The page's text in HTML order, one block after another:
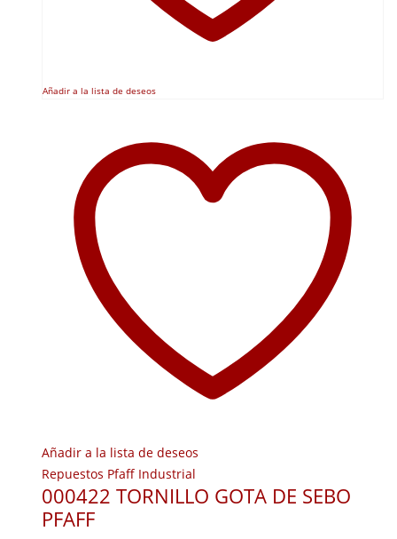
Añadir a la lista de deseos
Añadir a la lista de deseos
Repuestos Pfaff Industrial
000422 TORNILLO GOTA DE SEBO
PFAFF